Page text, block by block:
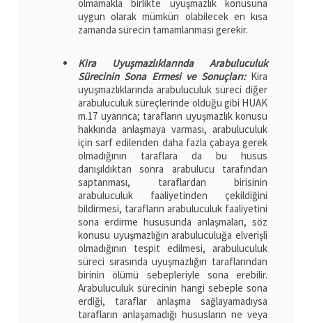
olmamakla birlikte uyuşmazlık konusuna
uygun olarak mümkün olabilecek en kısa
zamanda sürecin tamamlanması gerekir.
Kira Uyuşmazlıklarında Arabuluculuk
Sürecinin Sona Ermesi ve Sonuçları:Kira
uyuşmazlıklarında arabuluculuk süreci diğer
arabuluculuk süreçlerinde olduğu gibi HUAK
m.17 uyarınca; tarafların uyuşmazlık konusu
hakkında anlaşmaya varması, arabuluculuk
için sarf edilenden daha fazla çabaya gerek
olmadığının taraflara da bu husus
danışıldıktan sonra arabulucu tarafından
saptanması, taraflardan birisinin
arabuluculuk faaliyetinden çekildiğini
bildirmesi, tarafların arabuluculuk faaliyetini
sona erdirme hususunda anlaşmaları, söz
konusu uyuşmazlığın arabuluculuğa elverişli
olmadığının tespit edilmesi, arabuluculuk
süreci sırasında uyuşmazlığın taraflarından
birinin ölümü sebepleriyle sona erebilir.
Arabuluculuk sürecinin hangi sebeple sona
erdiği, taraflar anlaşma sağlayamadıysa
tarafların anlaşamadığı hususların ne veya